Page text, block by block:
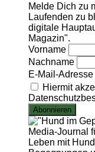
Melde Dich zu
Laufenden zu
digitale
Magazin".
Vorname
Nachname
E-Mail-Adresse
Hiermit